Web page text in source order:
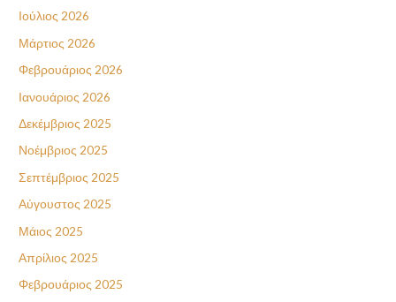
Ιούλιος 2026
Μάρτιος 2026
Φεβρουάριος 2026
Ιανουάριος 2026
Δεκέμβριος 2025
Νοέμβριος 2025
Σεπτέμβριος 2025
Αύγουστος 2025
Μάιος 2025
Απρίλιος 2025
Φεβρουάριος 2025